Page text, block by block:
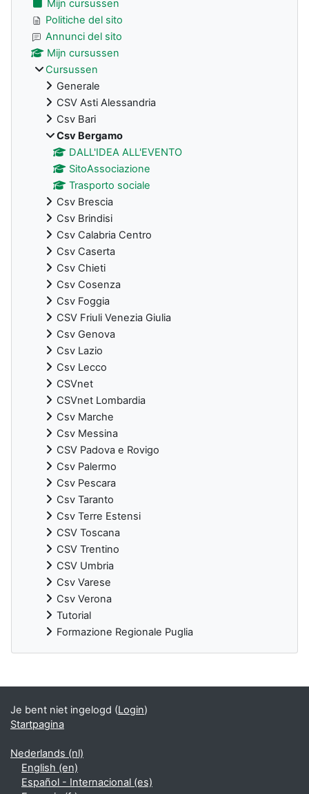
Mijn cursussen
Politiche del sito
Annunci del sito
Mijn cursussen
Cursussen
Generale
CSV Asti Alessandria
Csv Bari
Csv Bergamo
DALL'IDEA ALL'EVENTO
SitoAssociazione
Trasporto sociale
Csv Brescia
Csv Brindisi
Csv Calabria Centro
Csv Caserta
Csv Chieti
Csv Cosenza
Csv Foggia
CSV Friuli Venezia Giulia
Csv Genova
Csv Lazio
Csv Lecco
CSVnet
CSVnet Lombardia
Csv Marche
Csv Messina
CSV Padova e Rovigo
Csv Palermo
Csv Pescara
Csv Taranto
Csv Terre Estensi
CSV Toscana
CSV Trentino
CSV Umbria
Csv Varese
Csv Verona
Tutorial
Formazione Regionale Puglia
Aanvullende blokken
Je bent niet ingelogd (Login)
Startpagina
Nederlands ‎(nl)‎
English ‎(en)‎
Español - Internacional ‎(es)‎